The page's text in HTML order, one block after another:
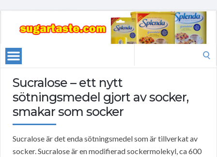
Sucralose – ett nytt
sötningsmedel gjort av socker,
smakar som socker
Sucralose är det enda sötningsmedel som är tillverkat av
socker. Sucralose är en modifierad sockermolekyl, ca 600